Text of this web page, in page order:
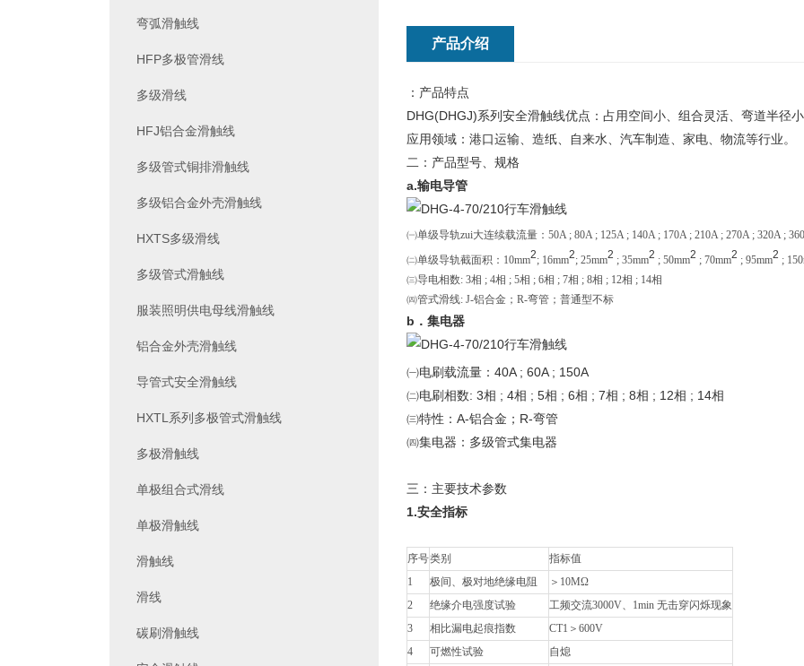
产品介绍
：产品特点
DHG(DHGJ)系列安全滑触线优点：占用空间小、组合灵活、弯道半径小
应用领域：港口运输、造纸、自来水、汽车制造、家电、物流等行业。
二：产品型号、规格
a.输电导管
㈠单级导轨zui大连续载流量：50A ; 80A ; 125A ; 140A ; 170A ; 210A ; 270A ; 320A ;
㈡单级导轨截面积：10mm2; 16mm2; 25mm2 ; 35mm2 ; 50mm2 ; 70mm2 ; 95mm2 ;
㈢导电相数: 3相 ; 4相 ; 5相 ; 6相 ; 7相 ; 8相 ; 12相 ; 14相
㈣管式滑线: J-铝合金；R-弯管；普通型不标
b．集电器
㈠电刷载流量：40A ; 60A ; 150A
㈡电刷相数: 3相 ; 4相 ; 5相 ; 6相 ; 7相 ; 8相 ; 12相 ; 14相
㈢特性：A-铝合金；R-弯管
㈣集电器：多级管式集电器
三：主要技术参数
1.安全指标
序号类别
指标值
1
极间、极对地绝缘电阻
＞10MΩ
2
绝缘介电强度试验
工频交流3000V、1min 无击穿闪烁现象
3
相比漏电起痕指数
CT1＞600V
4
可燃性试验 自熄
弯弧滑触线
HFP多极管滑线
多级滑线
HFJ铝合金滑触线
多级管式铜排滑触线
多级铝合金外壳滑触线
HXTS多级滑线
多级管式滑触线
服装照明供电母线滑触线
铝合金外壳滑触线
导管式安全滑触线
HXTL系列多极管式滑触线
多极滑触线
单极组合式滑线
单极滑触线
滑触线
滑线
碳刷滑触线